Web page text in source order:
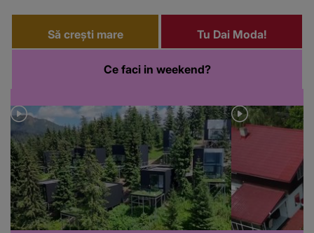
Să crești mare Tu Dai Moda!
Ce faci in weekend?